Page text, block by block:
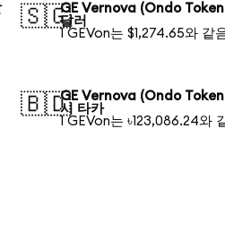
🇸🇬GE Vernova (Ondo
달러
1 GEVon는 $1,274.65와 같
🇧🇩GE Vernova (Ondo
시 타카
1 GEVon는 ৳123,086.24와